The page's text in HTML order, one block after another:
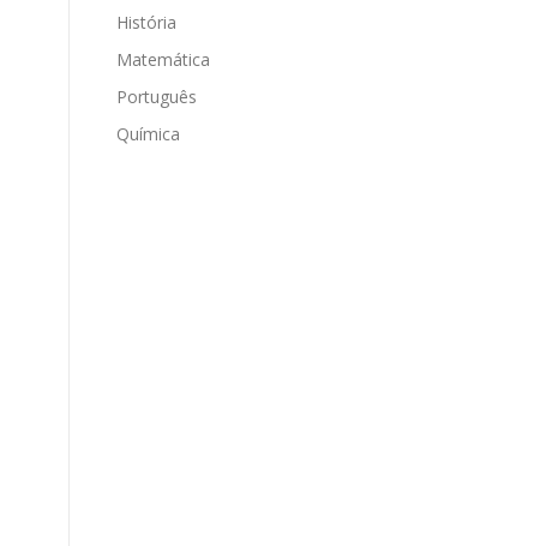
História
Matemática
Português
Química